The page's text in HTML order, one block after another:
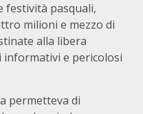
festività pasquali,
milioni e mezzo di
alla libera
informativi e pericolosi
permetteva di